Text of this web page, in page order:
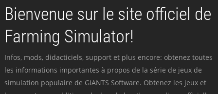
Bienvenue sur le site officiel de
Farming Simulator!
Infos, mods, didacticiels, support et plus encore: obtenez toutes
les informations importantes à propos de la série de jeux de
simulation populaire de GIANTS Software. Obtenez les jeux et